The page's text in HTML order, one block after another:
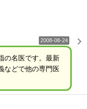
2008-08-24
の名医です。最新
などで他の専門医